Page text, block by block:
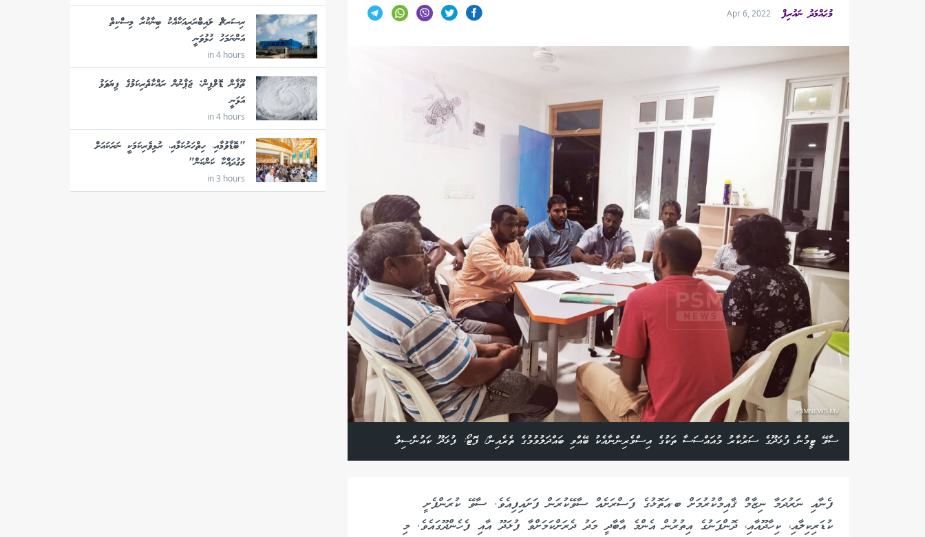
މުޙައްމަދު ނައުރިފް Apr 6, 2022
ސާވޭ ޓީމުން ފުޅަދޫގެ ސަރުކާރު މުއައްސަސާ ތަކުގެ އިސްވެރިންނާއެކު ބޭއްވި ބައްދަލުވުމުގެ ތެރެއިން/ ފޮޓޯ: ފުޅަދޫ ކައުންސިލް
ފެނާއި ނަރުދަމާ ނިޒާމް ޤާއިމްކުރުމަށް ބ.އަތޮޅުގެ ފަސްރަށެއް ސާވޭކުރަން ފަށައިފިއެވެ. ސާވޭ ކުރަންފެށީ
ކުޑަރިކިލާއި، ކިހާދޫއާއި، ދޮންފަނުގެ އިތުރުން އެންމެ އާބާދީ މަދު ދެރަށްކަމަށްވާ ފުޅަދޫ އާއި ފެހެންދޫގައެވެ. މި
ރިސަރޗް ލައިބްރަރީއަކާއެކު ބިނާކުރާ މިސްކިތް
އަންނަމަހު ހުޅުވަނީ
in 4 hours
ތޫފާން ޑޮލްފިން: ޖަޕާނުން ރައްކާތެރިކަމުގެ ފިޔަވަޅު
އަޅަނީ
in 4 hours
"ބޮޑާވުމާއި، ހިތްހަރުކަމާއި، ރުޅިވެރިކަމަކީ ނަރަކައަށް
މަގުދައްކާ ކަންކަން"
in 3 hours